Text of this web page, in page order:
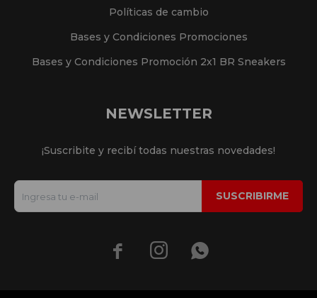
Políticas de cambio
Bases y Condiciones Promociones
Bases y Condiciones Promoción 2x1 BR Sneakers
NEWSLETTER
¡Suscribite y recibí todas nuestras novedades!
SUSCRIBIRME
  